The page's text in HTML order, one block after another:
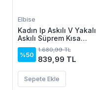
Elbise
Kadın Ip Askılı V Yakalı
Askılı Süprem Kısa
Elbise
%50
1.680,99 TL
839,99 TL
Sepete Ekle